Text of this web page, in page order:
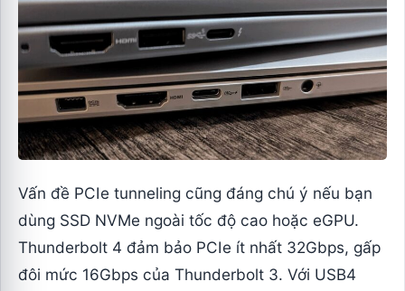
Vấn đề PCIe tunneling cũng đáng chú ý nếu bạn
dùng SSD NVMe ngoài tốc độ cao hoặc eGPU.
Thunderbolt 4 đảm bảo PCIe ít nhất 32Gbps, gấp
đôi mức 16Gbps của Thunderbolt 3. Với USB4